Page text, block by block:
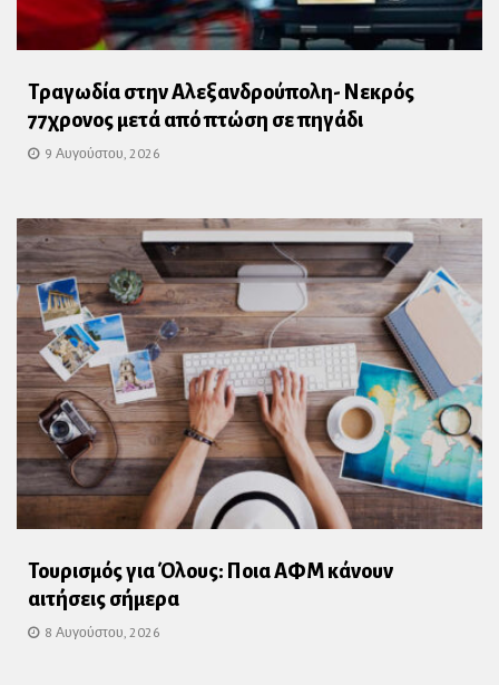
Τραγωδία στην Αλεξανδρούπολη- Νεκρός
77χρονος μετά από πτώση σε πηγάδι
9 Αυγούστου, 2026
Τουρισμός για Όλους: Ποια ΑΦΜ κάνουν
αιτήσεις σήμερα
8 Αυγούστου, 2026